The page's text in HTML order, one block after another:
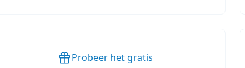
Probeer het gratis